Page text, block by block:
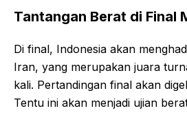
Tantangan Berat di Final
Di final, Indonesia akan
Iran, yang merupakan juara
kali. Pertandingan final akan
Tentu ini akan menjadi ujian